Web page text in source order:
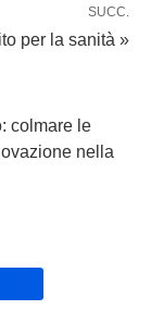
SUCC.
per la sanità »
colmare le
nella